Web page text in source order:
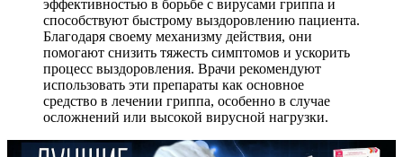
эффективностью в борьбе с вирусами гриппа и
способствуют быстрому выздоровлению пациента.
Благодаря своему механизму действия, они
помогают снизить тяжесть симптомов и ускорить
процесс выздоровления. Врачи рекомендуют
использовать эти препараты как основное
средство в лечении гриппа, особенно в случае
осложнений или высокой вирусной нагрузки.